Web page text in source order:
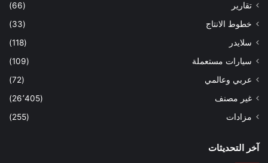
تقارير
(66)
خطوط الانتاج
(33)
سلايدر
(118)
سيارات مستعملة
(109)
عربي وعالمي
(72)
غير مصنف
(26٬405)
مزادات
(255)
آخر التحديثات